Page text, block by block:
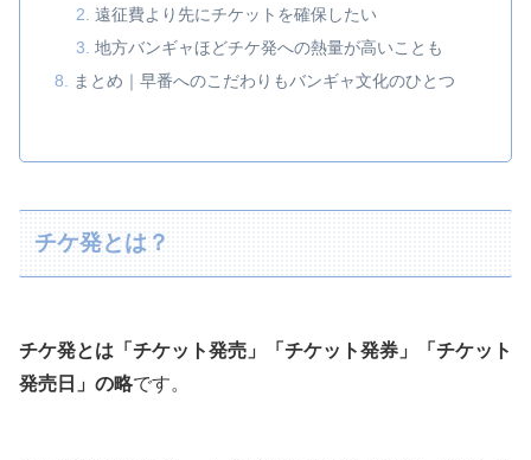
遠征費より先にチケットを確保したい
地方バンギャほどチケ発への熱量が高いことも
まとめ｜早番へのこだわりもバンギャ文化のひとつ
チケ発とは？
チケ発とは「チケット発売」「チケット発券」「チケット
発売日」の略です。